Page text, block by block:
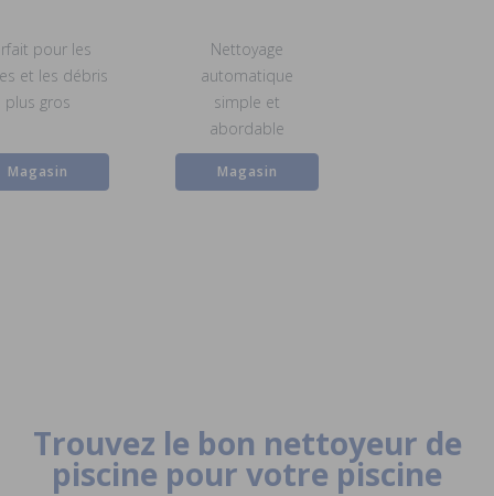
pour les
et les débris
plus gros
Magasin
Nettoyage
automatique
simple et
abordable
Magasin
Trouvez le bon nettoyeur de
piscine pour votre piscine